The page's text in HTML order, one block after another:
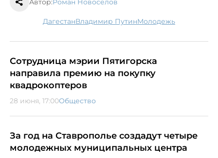
Автор:Роман Новоселов
Дагестан Владимир Путин молодежь
Сотрудница мэрии Пятигорска
направила премию на покупку
квадрокоптеров
28 июня, 17:00Общество
За год на Ставрополье создадут четыре
молодежных муниципальных центра